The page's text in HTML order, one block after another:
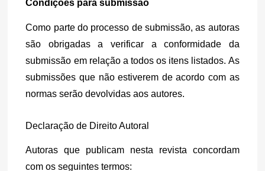
Condições para submissão
Como parte do processo de submissão, as autoras
são obrigadas a verificar a conformidade da
submissão em relação a todos os itens listados. As
submissões que não estiverem de acordo com as
normas serão devolvidas aos autores.
Declaração de Direito Autoral
Autoras que publicam nesta revista concordam
com os seguintes termos: